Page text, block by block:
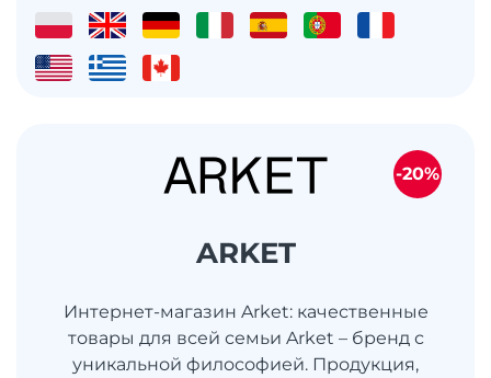
ARKET
Интернет-магазин Arket: качественные
товары для всей семьи Arket – бренд с
уникальной философией. Продукция,
-20%